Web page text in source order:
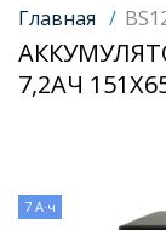
Главная /
7,2АЧ
7 А·ч